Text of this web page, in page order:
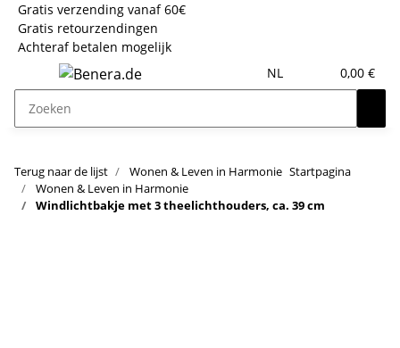
Gratis verzending vanaf 60€
Gratis retourzendingen
Achteraf betalen mogelijk
NL
0,00 €
Terug naar de lijst Wonen & Leven in Harmonie Startpagina
Wonen & Leven in Harmonie
Windlichtbakje met 3 theelichthouders, ca. 39 cm